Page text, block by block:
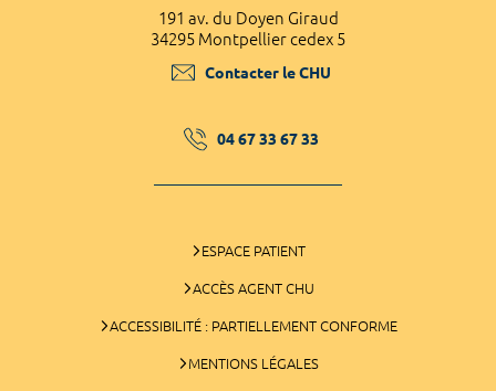
191 av. du Doyen Giraud
34295 Montpellier cedex 5
Contacter le CHU
04 67 33 67 33
ESPACE PATIENT
ACCÈS AGENT CHU
ACCESSIBILITÉ : PARTIELLEMENT CONFORME
MENTIONS LÉGALES